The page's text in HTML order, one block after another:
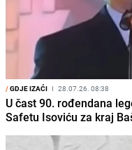
/GDJE IZAĆI I 28.07.26. 08:38
U čast 90. rođendana
Safetu Isoviću za kraj